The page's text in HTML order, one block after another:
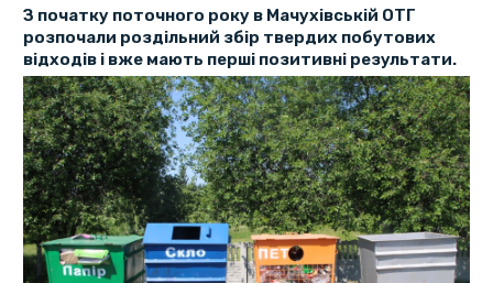
З початку поточного року в Мачухівській ОТГ
розпочали роздільний збір твердих побутових
відходів і вже мають перші позитивні результати.